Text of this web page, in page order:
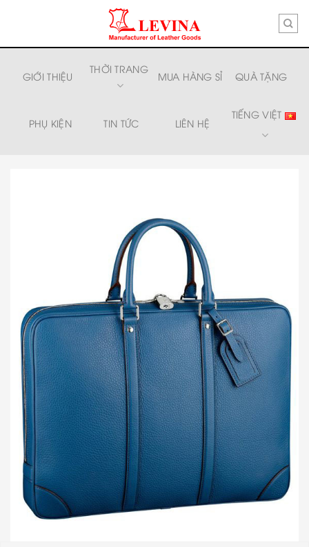
GIỚI THIỆU
THỜI TRANG
MUA HÀNG SỈ QUÀ TẶNG
PHỤ KIỆN TIN TỨC LIÊN HỆ
TIẾNG VIỆT